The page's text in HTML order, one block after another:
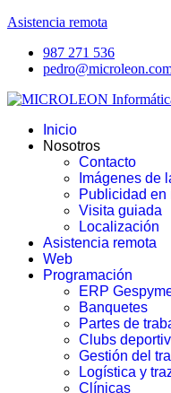
Asistencia remota
987 271 536
Inicio
Nosotros
Contacto
Imágenes de
Publicidad en
Visita guiada
Localización
Asistencia remota
Web
Programación
ERP
Banquetes
Partes de
Clubs
Gestión del
Logística y
Clínicas